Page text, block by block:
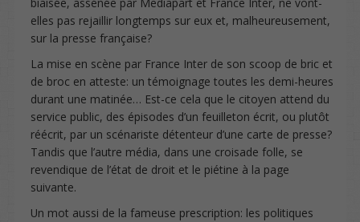
elles pas rejaillir longtemps sur eux et, malheureusement,
sur la presse française?
La mise en scène par France Inter de son scoop de bric et
de broc en atteste: un témoignage toutes les demi-heures
durant une matinée… Est-ce cela que le citoyen attend du
service public, des épisodes d’un feuilleton écrit, ou plutôt
réécrit, par un scénariste détenteur d’une carte de presse?
Tandis que l’autre média, dans une croisade folle, se
revendique de l’état de droit et le piétine à la page
suivante.
Un mot aussi de la fameuse prescription: les politiques